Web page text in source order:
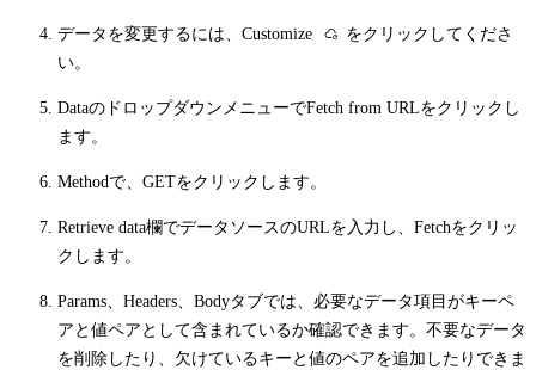
データを変更するには、 Customize
をクリックしてくださ
い。
DataのドロップダウンメニューでFetch from URLをクリックし
ます。
Methodで、 GETをクリックします。
Retrieve data欄でデータソースのURLを入力し、 Fetchをクリッ
クします。
Params、 Headers、 Bodyタブでは、必要なデータ項目がキーペ
アと値ペアとして含まれているか確認できます。不要なデータ
を削除したり、欠けているキーと値のペアを追加したりできま